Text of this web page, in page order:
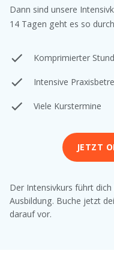
Dann sind unsere
14 Tagen geht es so
Komprimierter
Intensive
Viele Kurstermine
JETZT
Der Intensivkurs führt
Ausbildung. Buche jetzt
darauf vor.